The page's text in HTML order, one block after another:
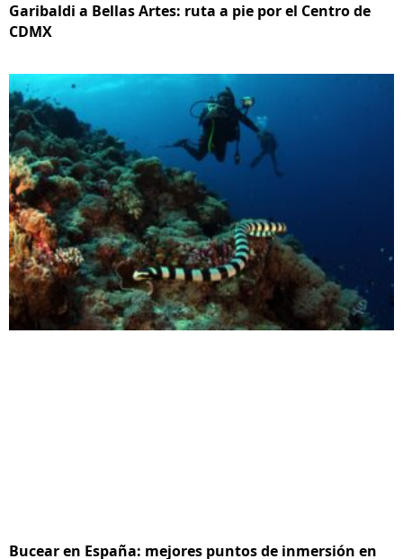
Garibaldi a Bellas Artes: ruta a pie por el Centro de
CDMX
Bucear en España: mejores puntos de inmersión en